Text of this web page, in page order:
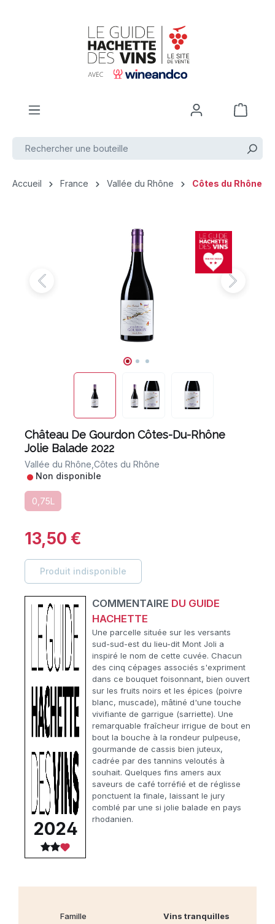
Accueil France Vallée du Rhône Côtes du Rhône
Château De Gourdon Côtes-Du-Rhône
Jolie Balade 2022
Vallée du Rhône, Côtes du Rhône
•Non disponible
0,75L
13,50 €
Produit indisponible
2024
COMMENTAIRE DU GUIDE
HACHETTE
Une parcelle située sur les versants
sud-sud-est du lieu-dit Mont Joli a
inspiré le nom de cette cuvée. Chacun
des cinq cépages associés s'expriment
dans ce bouquet foisonnant, bien ouvert
sur les fruits noirs et les épices (poivre
blanc, muscade), mâtiné d'une touche
vivifiante de garrigue (sarriette). Une
remarquable fraîcheur irrigue de bout en
bout la bouche à la rondeur pulpeuse,
gourmande de cassis bien juteux,
cadrée par des tannins veloutés à
souhait. Quelques fins amers aux
saveurs de café torréfié et de réglisse
ponctuent la finale, laissant le jury
comblé par une si jolie balade en pays
rhodanien.
Famille Vins tranquilles